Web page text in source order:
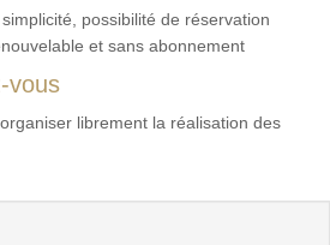
possibilité de réservation
et sans abonnement
vous
librement la réalisation des